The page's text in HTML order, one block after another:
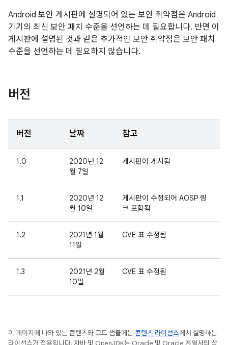
Android 보안 게시판에 설명되어 있는 보안 취약점은 Android
기기의 최신 보안 패치 수준을 선언하는 데 필요합니다. 반면 이
게시판에 설명된 것과 같은 추가적인 보안 취약점은 보안 패치
수준을 선언하는 데 필요하지 않습니다.
버전
버전 날짜 참고
1.0
2020년 12
월 7일
게시판이 게시됨
1.1
2020년 12
월 10일
게시판이 수정되어 AOSP 링
크 포함됨
1.2
2021년 1월
11일
CVE 표 수정됨
1.3
2021년 2월
10일
CVE 표 수정됨
이 페이지에 나와 있는 콘텐츠와 코드 샘플에는 콘텐츠 라이선스에서 설명하는
라이선스가 적용됩니다. 자바 및 OpenJDK는 Oracle 및 Oracle 계열사의 상